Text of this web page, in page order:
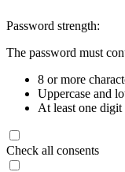
Password strength:
The password must
8 or more
Uppercase and
At least one digit
Check all consents